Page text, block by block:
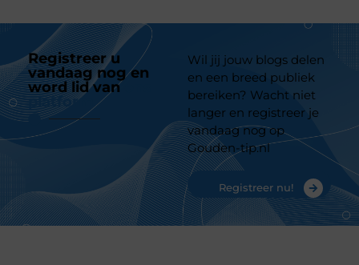
Registreer u
vandaag nog en
word lid van
platform
Wil jij jouw blogs delen
en een breed publiek
bereiken? Wacht niet
langer en registreer je
vandaag nog op
Gouden-tip.nl
Registreer nu!